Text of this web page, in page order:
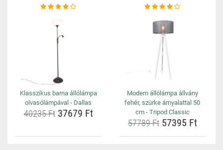
Klasszikus barna állólámpa
olvasólámpával - Dallas
40235 Ft37679 Ft
Modern állólámpa állvány
fehér, szürke árnyalattal 50
cm - Tripod Classic
57789 Ft57395 Ft